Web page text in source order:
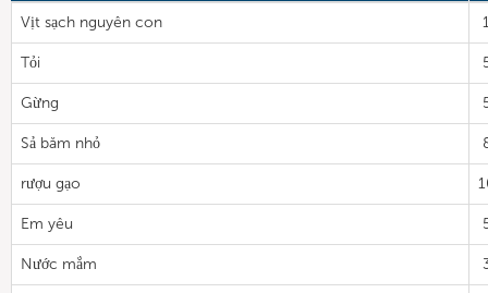
Vịt sạch nguyên con
Tỏi
Gừng
Sả băm nhỏ
rượu gạo
Em yêu
Nước mắm